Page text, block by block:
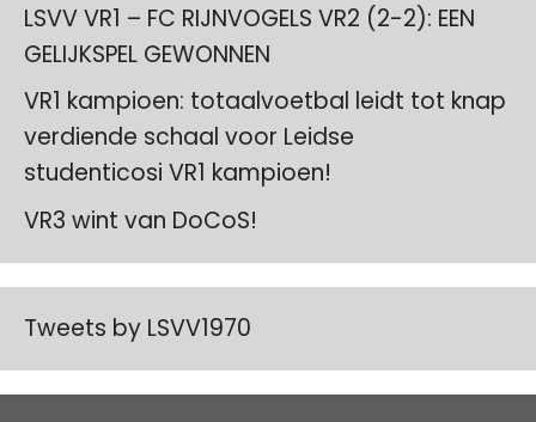
LSVV VR1 – FC RIJNVOGELS VR2 (2-2): EEN
GELIJKSPEL GEWONNEN
VR1 kampioen: totaalvoetbal leidt tot knap
verdiende schaal voor Leidse
studenticosi VR1 kampioen!
VR3 wint van DoCoS!
Tweets by LSVV1970